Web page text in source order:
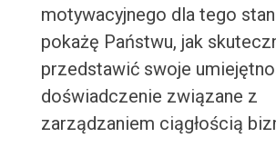
motywacyjnego dla tego
pokażę Państwu, jak
przedstawić swoje
doświadczenie związane z
zarządzaniem ciągłością